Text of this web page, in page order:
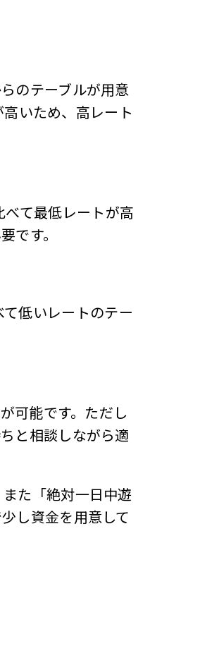
のテーブルが用意
いため、高レート
て最低レートが高
です。
低いレートのテー
可能です。ただし
と相談しながら適
た「絶対一日中遊
し資金を用意して